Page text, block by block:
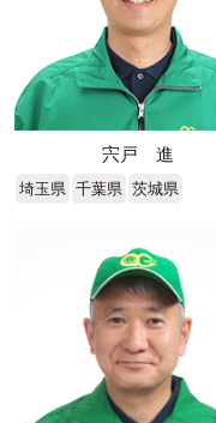
宍戸 進
埼玉県 千葉県 茨城県